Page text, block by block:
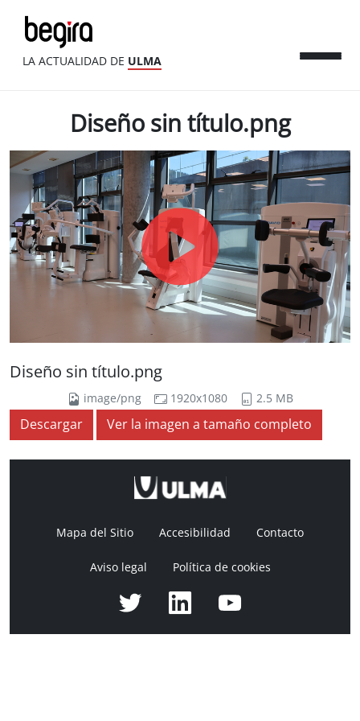
LA ACTUALIDAD DE ULMA
Diseño sin título.png
Diseño sin título.png
image/png 1920x1080 2.5 MB
Descargar Ver la imagen a tamaño completo
Mapa del Sitio Accesibilidad Contacto
Aviso legal Política de cookies